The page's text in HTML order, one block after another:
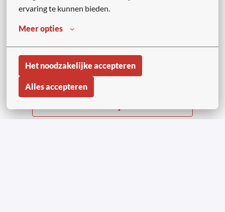
ervaring te kunnen bieden.
Meer opties
Het noodzakelijke accepteren
Alles accepteren
APPLY WITH LINKEDIN
UNAVAILABLE
Update cookies